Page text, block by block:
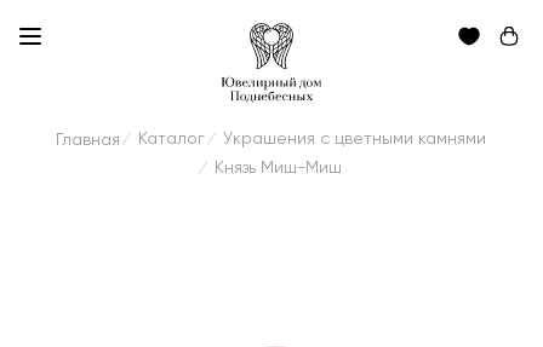
Главная / Каталог / Украшения с цветными камнями
/ Князь Миш-Миш